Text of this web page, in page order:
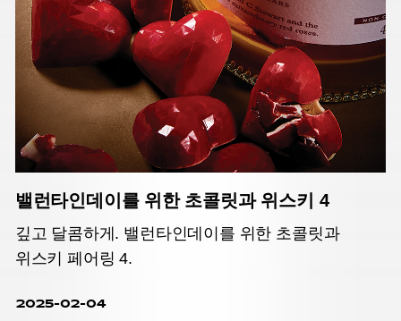
밸런타인데이를 위한 초콜릿과 위스키 4
깊고 달콤하게. 밸런타인데이를 위한 초콜릿과
위스키 페어링 4.
2025-02-04